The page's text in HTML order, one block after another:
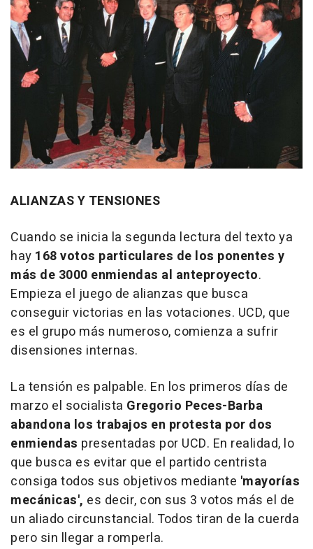
ALIANZAS Y TENSIONES
Cuando se inicia la segunda lectura del texto ya
hay 168 votos particulares de los ponentes y
más de 3000 enmiendas al anteproyecto.
Empieza el juego de alianzas que busca
conseguir victorias en las votaciones. UCD, que
es el grupo más numeroso, comienza a sufrir
disensiones internas.
La tensión es palpable. En los primeros días de
marzo el socialista Gregorio Peces-Barba
abandona los trabajos en protesta por dos
enmiendas presentadas por UCD. En realidad, lo
que busca es evitar que el partido centrista
consiga todos sus objetivos mediante 'mayorías
mecánicas', es decir, con sus 3 votos más el de
un aliado circunstancial. Todos tiran de la cuerda
pero sin llegar a romperla.